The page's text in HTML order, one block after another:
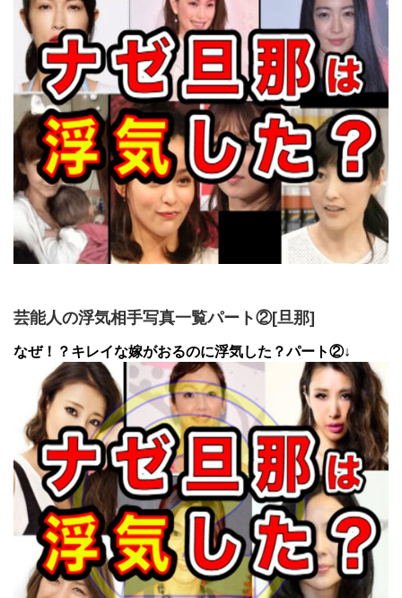
芸能人の浮気相手写真一覧パート②[旦那]
なぜ！？キレイな嫁がおるのに浮気した？パート②↓